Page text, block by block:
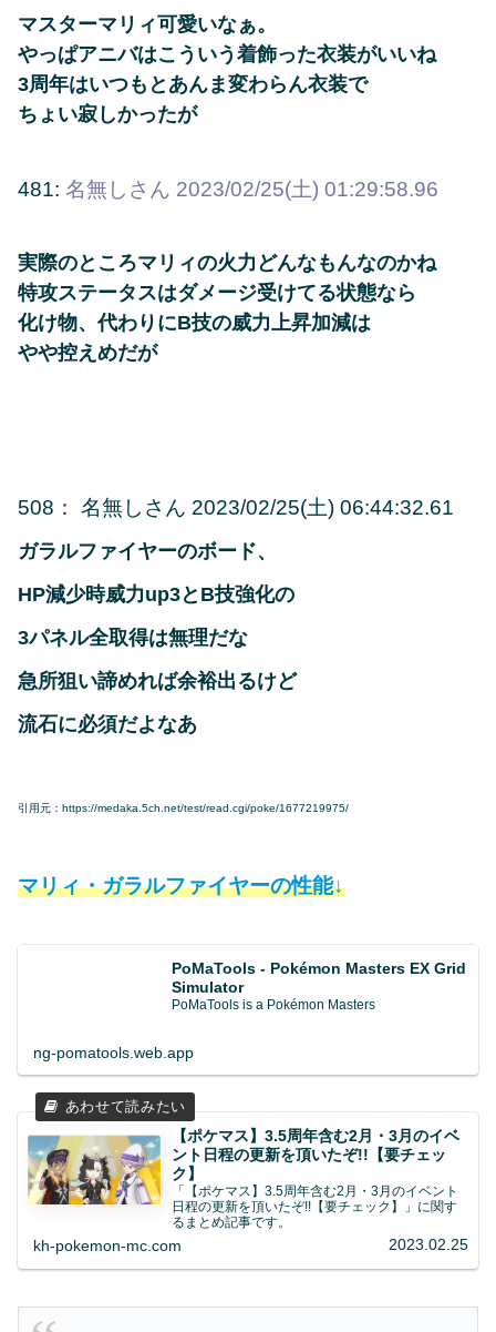
マスターマリィ可愛いなぁ。
やっぱアニバはこういう着飾った衣装がいいね
3周年はいつもとあんま変わらん衣装で
ちょい寂しかったが
481: 名無しさん 2023/02/25(土) 01:29:58.96
実際のところマリィの火力どんなもんなのかね
特攻ステータスはダメージ受けてる状態なら
化け物、代わりにB技の威力上昇加減は
やや控えめだが
508 ： 名無しさん 2023/02/25(土) 06:44:32.61
ガラルファイヤーのボード、
HP減少時威力up3とB技強化の
3パネル全取得は無理だな
急所狙い諦めれば余裕出るけど
流石に必須だよなあ
引用元：https://medaka.5ch.net/test/read.cgi/poke/1677219975/
マリィ・ガラルファイヤーの性能↓
PoMaTools - Pokémon Masters EX Grid
Simulator
PoMaTools is a Pokémon Masters
ng-pomatools.web.app
【ポケマス】3.5周年含む2月・3月のイベ
ント日程の更新を頂いたぞ!!【要チェッ
ク】
「【ポケマス】3.5周年含む2月・3月のイベント
日程の更新を頂いたぞ!!【要チェック】」に関す
るまとめ記事です。
kh-pokemon-mc.com 2023.02.25